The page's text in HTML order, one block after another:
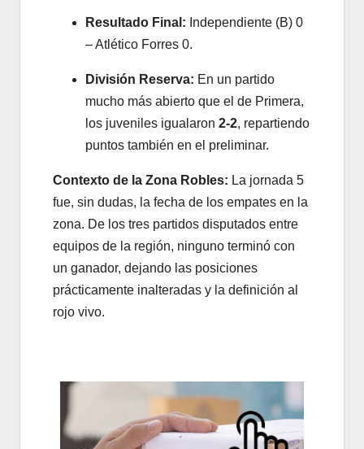
Resultado Final: Independiente (B) 0
– Atlético Forres 0.
División Reserva: En un partido
mucho más abierto que el de Primera,
los juveniles igualaron 2-2, repartiendo
puntos también en el preliminar.
Contexto de la Zona Robles: La jornada 5
fue, sin dudas, la fecha de los empates en la
zona. De los tres partidos disputados entre
equipos de la región, ninguno terminó con
un ganador, dejando las posiciones
prácticamente inalteradas y la definición al
rojo vivo.